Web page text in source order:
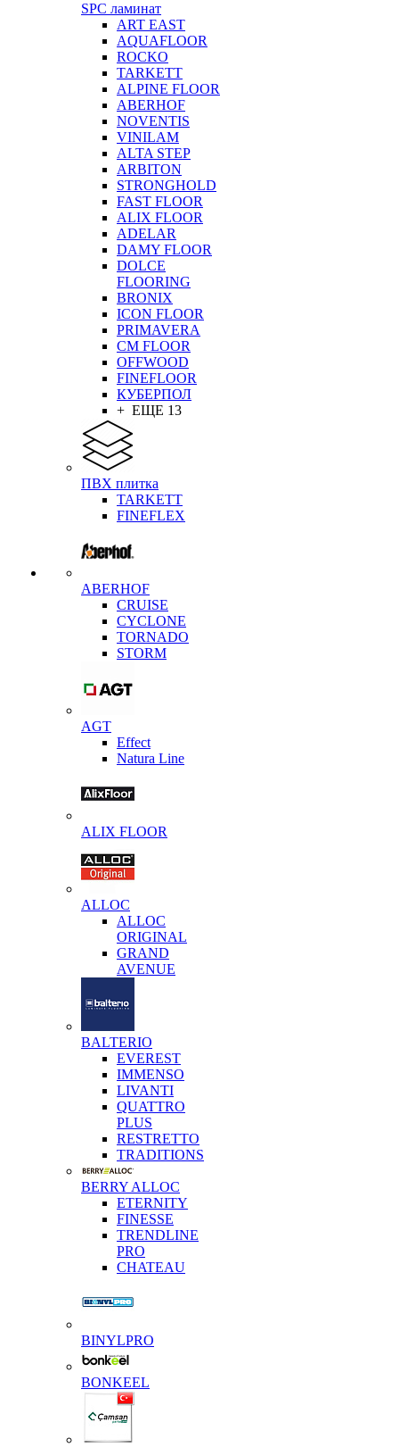
SPC ламинат
ART EAST
AQUAFLOOR
ROCKO
TARKETT
ALPINE FLOOR
ABERHOF
NOVENTIS
VINILAM
ALTA STEP
ARBITON
STRONGHOLD
FAST FLOOR
ALIX FLOOR
ADELAR
DAMY FLOOR
DOLCE
FLOORING
BRONIX
ICON FLOOR
PRIMAVERA
CM FLOOR
OFFWOOD
FINEFLOOR
КУБЕРПОЛ
+ ЕЩЕ 13
ПВХ плитка
TARKETT
FINEFLEX
ABERHOF
CRUISE
CYCLONE
TORNADO
STORM
AGT
Effect
Natura Line
ALIX FLOOR
ALLOC
ALLOC
ORIGINAL
GRAND
AVENUE
BALTERIO
EVEREST
IMMENSO
LIVANTI
QUATTRO
PLUS
RESTRETTO
TRADITIONS
BERRY ALLOC
ETERNITY
FINESSE
TRENDLINE
PRO
CHATEAU
BINYLPRO
BONKEEL